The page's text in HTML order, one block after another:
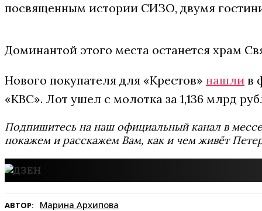
посвященным истории СИЗО, двумя
Доминантой этого места останется храм
Нового покупателя для «Крестов» нашли в
«КВС». Лот ушел с молотка за 1,136 млрд
Подпишитесь на наш официальный канал в
покажем и расскажем Вам, как и чем живёт
АВТОР: Марина Архипова